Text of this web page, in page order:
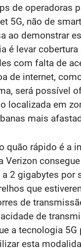
de operadoras
5G, não de
ao demonstrar
é levar cobertura
com falta de
de internet,
será possível
localizada em
mais
quão rápido é a
Verizon
2 gigabytes por
que
de
de
a tecnologia 5G
esta